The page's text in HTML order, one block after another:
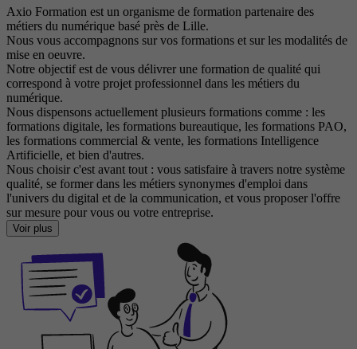
Axio Formation est un organisme de formation partenaire des
métiers du numérique basé près de Lille.
Nous vous accompagnons sur vos formations et sur les modalités de
mise en oeuvre.
Notre objectif est de vous délivrer une formation de qualité qui
correspond à votre projet professionnel dans les métiers du
numérique.
Nous dispensons actuellement plusieurs formations comme : les
formations digitale, les formations bureautique, les formations PAO,
les formations commercial & vente, les formations Intelligence
Artificielle, et bien d'autres.
Nous choisir c'est avant tout : vous satisfaire à travers notre système
qualité, se former dans les métiers synonymes d'emploi dans
l'univers du digital et de la communication, et vous proposer l'offre
sur mesure pour vous ou votre entreprise.
Voir plus